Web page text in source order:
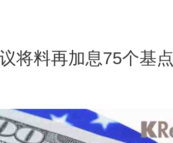
将料再加息75个基点